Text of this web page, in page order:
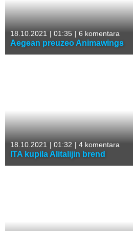
18.10.2021 | 01:35 | 6 komentara
Aegean preuzeo Animawings
18.10.2021 | 01:32 | 4 komentara
ITA kupila Alitalijin brend